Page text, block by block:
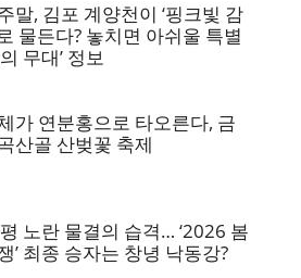
말, 김포 계양천이 ‘핑크빛 감
물든다? 놓치면 아쉬울 특별
무대’ 정보
가 연분홍으로 타오른다, 금
산골 산벚꽃 축제
노란 물결의 습격… ‘2026 봄
’ 최종 승자는 창녕 낙동강?